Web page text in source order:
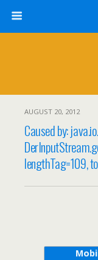
AUGUST 20, 2012
Caused by:
lengthTag=109,